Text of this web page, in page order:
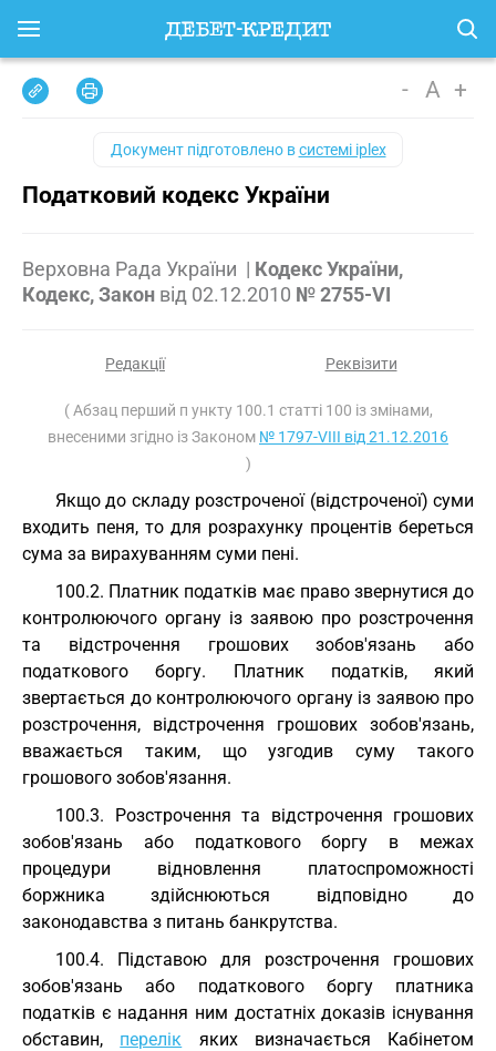
- A +
Документ підготовлено всистемі iplex
Податковий кодекс України
Верховна Рада України | Кодекс України,
Кодекс, Закон від 02.12.2010 № 2755-VI
Редакції Реквізити
( Абзац перший п ункту 100.1 статті 100 із змінами,
внесеними згідно із Законом № 1797-VIII від 21.12.2016
)
Якщо до складу розстроченої (відстроченої) суми
входить пеня, то для розрахунку процентів береться
сума за вирахуванням суми пені.
100.2. Платник податків має право звернутися до
контролюючого органу із заявою про розстрочення
та відстрочення грошових зобов'язань або
податкового боргу. Платник податків, який
звертається до контролюючого органу із заявою про
розстрочення, відстрочення грошових зобов'язань,
вважається таким, що узгодив суму такого
грошового зобов'язання.
100.3. Розстрочення та відстрочення грошових
зобов'язань або податкового боргу в межах
процедури відновлення платоспроможності
боржника здійснюються відповідно до
законодавства з питань банкрутства.
100.4. Підставою для розстрочення грошових
зобов'язань або податкового боргу платника
податків є надання ним достатніх доказів існування
обставин, перелік яких визначається Кабінетом